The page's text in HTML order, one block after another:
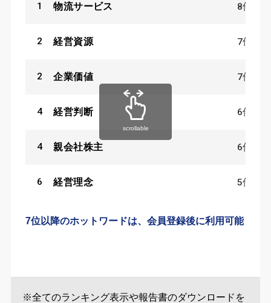
1 物流サービス 8件
2 経営資源 7件
2 企業価値 7件
4 経営判断 6件
4 親会社株主 6件
6 経営理念 5件
7位以降のホットワードは、会員登録後に利用可能
scrollable
※全てのランキング表示や報告書のダウンロードを